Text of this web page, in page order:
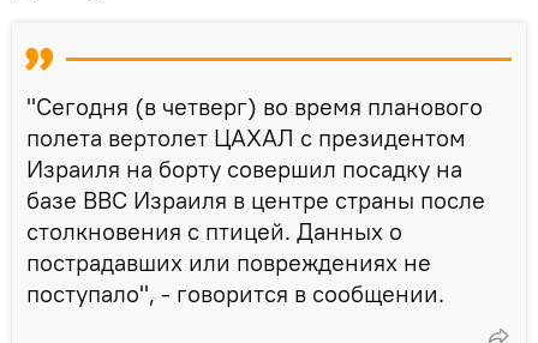
"Сегодня (в четверг) во время планового
полета вертолет ЦАХАЛ с президентом
Израиля на борту совершил посадку на
базе ВВС Израиля в центре страны после
столкновения с птицей. Данных о
пострадавших или повреждениях не
поступало", - говорится в сообщении.